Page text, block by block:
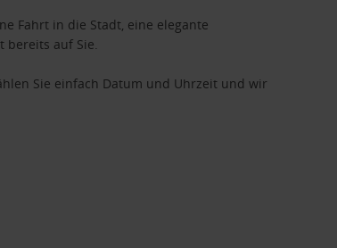
Fahrt in die Stadt, eine elegante
bereits auf Sie.
Sie einfach Datum und Uhrzeit und wir